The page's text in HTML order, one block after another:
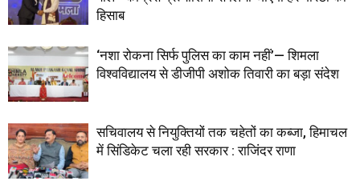
हिसाब
‘नशा रोकना सिर्फ पुलिस का काम नहीं’— शिमला
विश्वविद्यालय से डीजीपी अशोक तिवारी का बड़ा संदेश
सचिवालय से नियुक्तियों तक चहेतों का कब्जा, हिमाचल
में सिंडिकेट चला रही सरकार : राजिंदर राणा